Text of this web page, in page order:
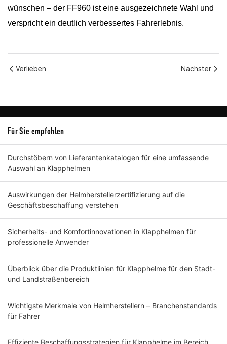
wünschen – der FF960 ist eine ausgezeichnete Wahl und
verspricht ein deutlich verbessertes Fahrerlebnis.
Verlieben Nächster
Für Sie empfohlen
Durchstöbern von Lieferantenkatalogen für eine umfassende
Auswahl an Klapphelmen
Auswirkungen der Helmherstellerzertifizierung auf die
Geschäftsbeschaffung verstehen
Sicherheits- und Komfortinnovationen in Klapphelmen für
professionelle Anwender
Überblick über die Produktlinien für Klapphelme für den Stadt-
und Landstraßenbereich
Wichtigste Merkmale von Helmherstellern – Branchenstandards
für Fahrer